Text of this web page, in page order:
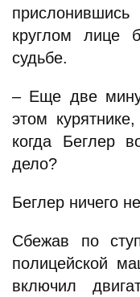
круглом лице
судьбе.
– Еще две
этом
когда Беглер
дело?
Беглер ничего
Сбежав по
полицейской
включил